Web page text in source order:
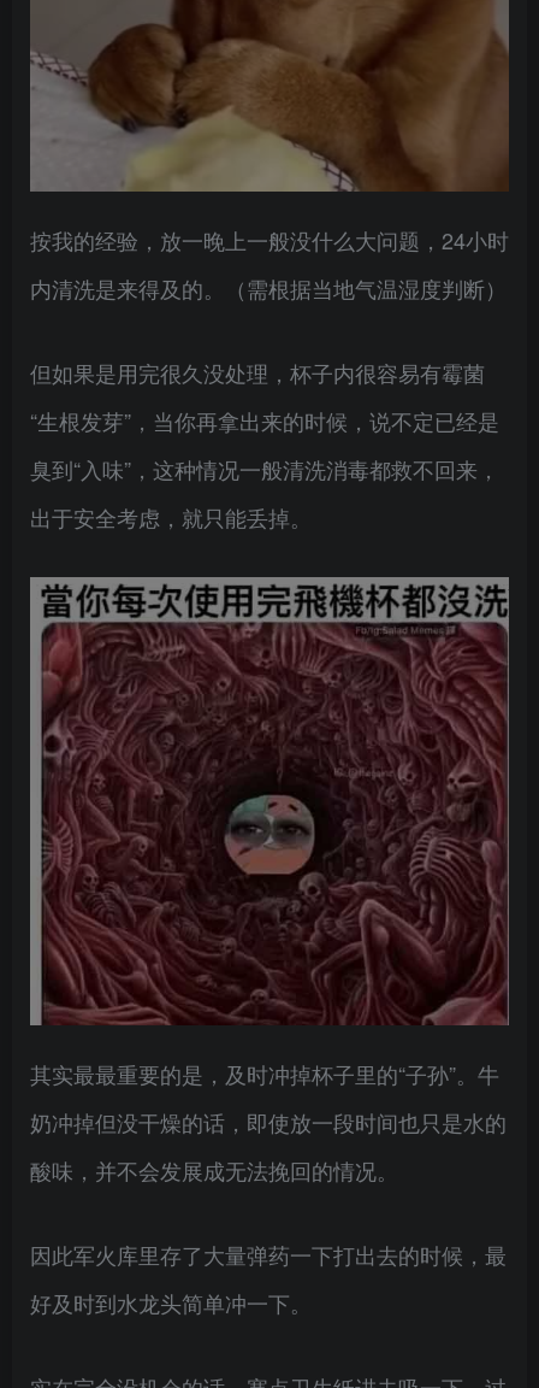
按我的经验，放一晚上一般没什么大问题，24小时
内清洗是来得及的。（需根据当地气温湿度判断）
但如果是用完很久没处理，杯子内很容易有霉菌
“生根发芽”，当你再拿出来的时候，说不定已经是
臭到“入味”，这种情况一般清洗消毒都救不回来，
出于安全考虑，就只能丢掉。
其实最最重要的是，及时冲掉杯子里的“子孙”。牛
奶冲掉但没干燥的话，即使放一段时间也只是水的
酸味，并不会发展成无法挽回的情况。
因此军火库里存了大量弹药一下打出去的时候，最
好及时到水龙头简单冲一下。